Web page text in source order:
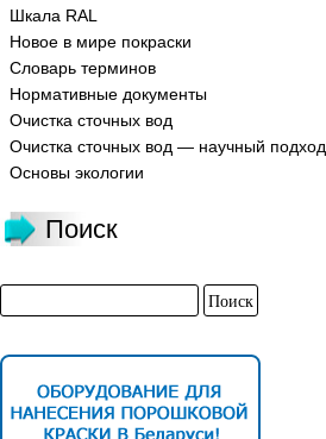
Шкала RAL
Новое в мире покраски
Словарь терминов
Нормативные документы
Очистка сточных вод
Очистка сточных вод — научный подход
Основы экологии
Поиск